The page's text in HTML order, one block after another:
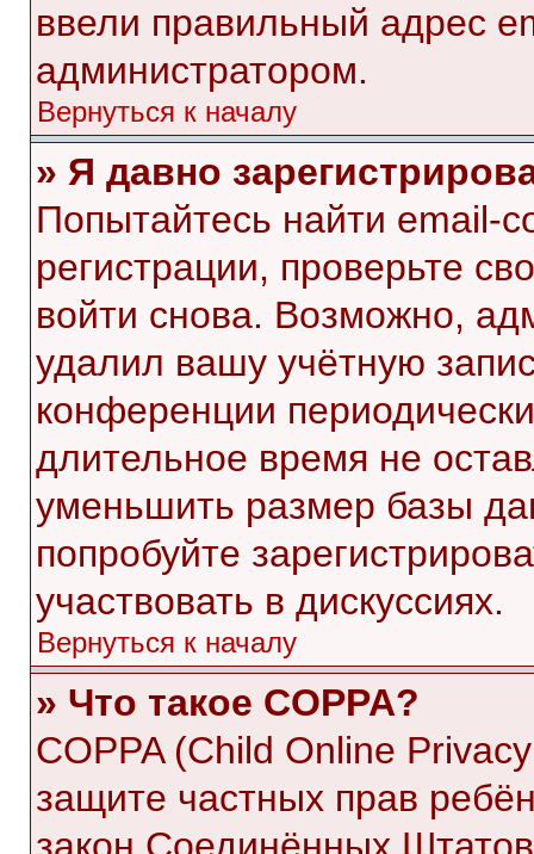
ввели правильный адрес
администратором.
Вернуться к началу
» Я давно
Попытайтесь найти email-
регистрации, проверьте
войти снова. Возможно,
удалил вашу учётную
конференции
длительное время не
уменьшить размер базы
попробуйте
участвовать в дискуссиях.
Вернуться к началу
» Что такое COPPA?
COPPA (Child Online
защите частных прав